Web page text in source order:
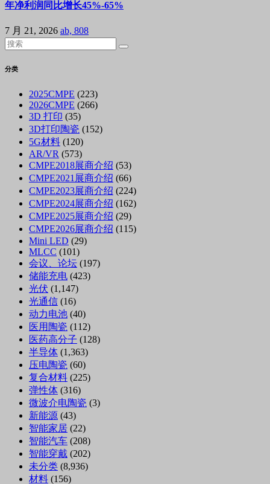
年净利润同比增长45%-65%
7 月 21, 2026 ab, 808
分类
2025CMPE (223)
2026CMPE (266)
3D 打印 (35)
3D打印陶瓷 (152)
5G材料 (120)
AR/VR (573)
CMPE2018展商介绍 (53)
CMPE2021展商介绍 (66)
CMPE2023展商介绍 (224)
CMPE2024展商介绍 (162)
CMPE2025展商介绍 (29)
CMPE2026展商介绍 (115)
Mini LED (29)
MLCC (101)
会议、论坛 (197)
储能充电 (423)
光伏 (1,147)
光通信 (16)
动力电池 (40)
医用陶瓷 (112)
医药高分子 (128)
半导体 (1,363)
压电陶瓷 (60)
复合材料 (225)
弹性体 (316)
微波介电陶瓷 (3)
新能源 (43)
智能家居 (22)
智能汽车 (208)
智能穿戴 (202)
未分类 (8,936)
材料 (156)